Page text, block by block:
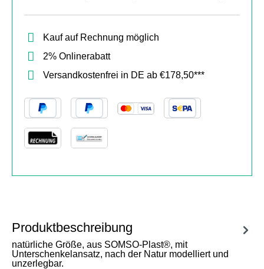
Kauf auf Rechnung möglich
2% Onlinerabatt
Versandkostenfrei in DE ab €178,50***
Produktbeschreibung
natürliche Größe, aus SOMSO-Plast®, mit
Unterschenkelansatz, nach der Natur modelliert und
unzerlegbar.